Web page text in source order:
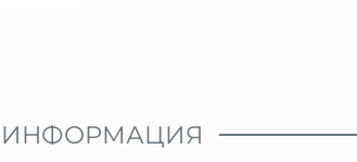
ИНФОРМАЦИЯ